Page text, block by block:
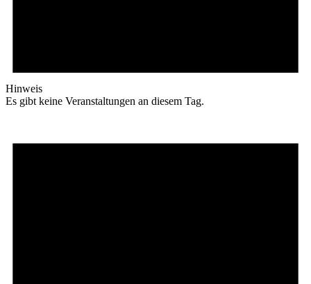
Hinweis
Es gibt keine Veranstaltungen an diesem Tag.